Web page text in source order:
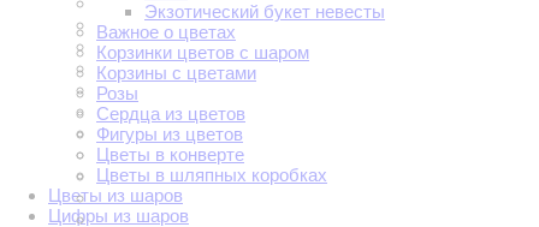
Экзотический букет невесты
Важное о цветах
Корзинки цветов с шаром
Корзины с цветами
Розы
Сердца из цветов
Фигуры из цветов
Цветы в конверте
Цветы в шляпных коробках
Цветы из шаров
Цифры из шаров